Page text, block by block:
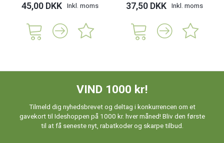
45,00 DKK Inkl. moms 37,50 DKK Inkl. moms
VIND 1000 kr!
Tilmeld dig nyhedsbrevet og deltag i konkurrencen om et
gavekort til Ideshoppen på 1000 kr. hver måned! Bliv den første
til at få seneste nyt, rabatkoder og skarpe tilbud.